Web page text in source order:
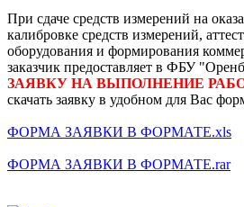
При сдаче средств измерений на
калибровке средств измерений,
оборудования и формирования
заказчик предоставляет в ФБУ
ЗАЯВКУ НА ВЫПОЛНЕНИЕ
скачать заявку в удобном для Вас
ФОРМА ЗАЯВКИ В ФОРМАТЕ.xls
ФОРМА ЗАЯВКИ В ФОРМАТЕ.rar